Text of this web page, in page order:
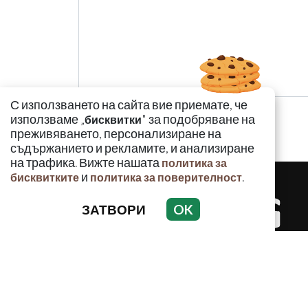
С използването на сайта вие приемате, че
използваме „бисквитки" за подобряване на
преживяването, персонализиране на
съдържанието и рекламите, и анализиране
на трафика. Вижте нашата политика за
бисквитките и политика за поверителност.
ЗАТВОРИ OK